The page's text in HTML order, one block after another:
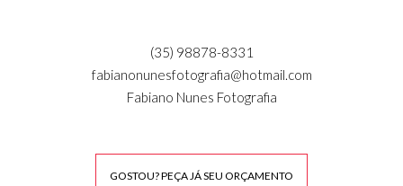
(35) 98878-8331
fabianonunesfotografia@hotmail.com
Fabiano Nunes Fotografia
GOSTOU? PEÇA JÁ SEU ORÇAMENTO